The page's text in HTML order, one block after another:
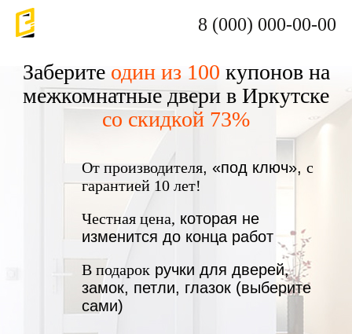
8 (000) 000-00-00
Заберите один из 100 купонов на
межкомнатные двери в Иркутске
со скидкой 73%
От производителя, «под ключ», с
гарантией 10 лет!
Честная цена, которая не
изменится до конца работ
В подарок ручки для дверей,
замок, петли, глазок (выберите
сами)